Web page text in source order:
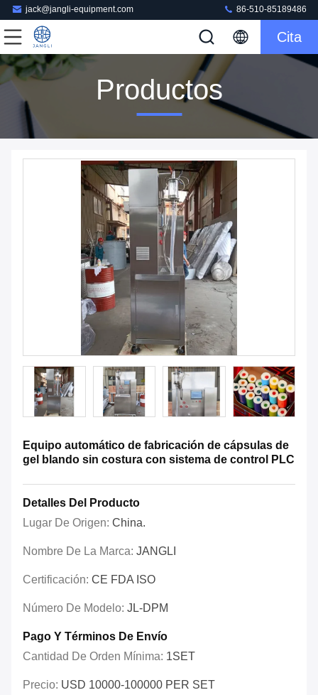
jack@jangli-equipment.com 86-510-85189486
Cita
Productos
Equipo automático de fabricación de cápsulas de
gel blando sin costura con sistema de control PLC
Detalles Del Producto
Lugar De Origen: China.
Nombre De La Marca: JANGLI
Certificación: CE FDA ISO
Número De Modelo: JL-DPM
Pago Y Términos De Envío
Cantidad De Orden Mínima: 1SET
Precio: USD 10000-100000 PER SET